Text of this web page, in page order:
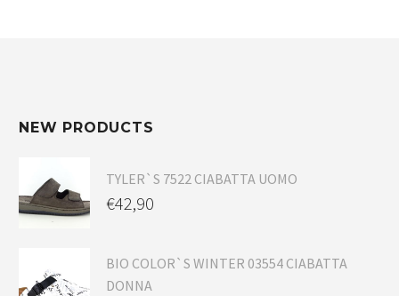
NEW PRODUCTS
TYLER`S 7522 CIABATTA UOMO
€42,90
BIO COLOR`S WINTER 03554 CIABATTA
DONNA